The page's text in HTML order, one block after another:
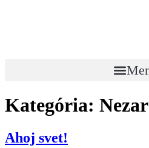
Kategória:
Ahoj svet!